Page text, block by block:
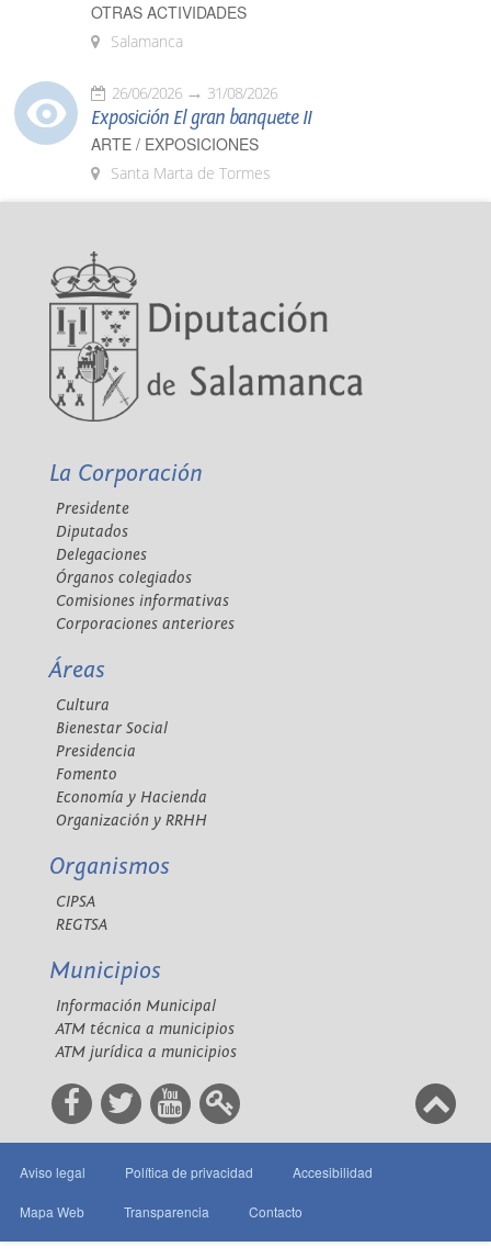
OTRAS ACTIVIDADES
Salamanca
26/06/2026 31/08/2026
Exposición El gran banquete II
ARTE / EXPOSICIONES
Santa Marta de Tormes
La Corporación
Presidente
Diputados
Delegaciones
Órganos colegiados
Comisiones informativas
Corporaciones anteriores
Áreas
Cultura
Bienestar Social
Presidencia
Fomento
Economía y Hacienda
Organización y RRHH
Organismos
CIPSA
REGTSA
Municipios
Información Municipal
ATM técnica a municipios
ATM jurídica a municipios
Aviso legal Política de privacidad Accesibilidad
Mapa Web Transparencia Contacto